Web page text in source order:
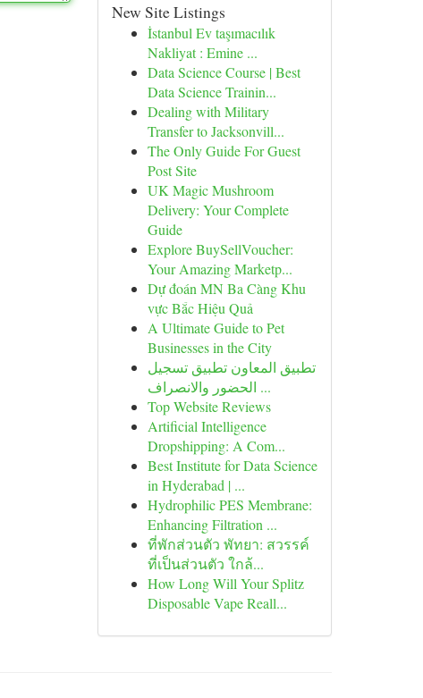
New Site Listings
İstanbul Ev taşımacılık
Nakliyat : Emine ...
Data Science Course | Best
Data Science Trainin...
Dealing with Military
Transfer to Jacksonvill...
The Only Guide For Guest
Post Site
UK Magic Mushroom
Delivery: Your Complete
Guide
Explore BuySellVoucher:
Your Amazing Marketp...
Dự đoán MN Ba Càng Khu
vực Bắc Hiệu Quả
A Ultimate Guide to Pet
Businesses in the City
تطبيق المعاون تطبيق تسجيل
الحضور والانصراف ...
Top Website Reviews
Artificial Intelligence
Dropshipping: A Com...
Best Institute for Data Science
in Hyderabad | ...
Hydrophilic PES Membrane:
Enhancing Filtration ...
ที่พักส่วนตัว พัทยา: สวรรค์
ที่เป็นส่วนตัว ใกล้...
How Long Will Your Splitz
Disposable Vape Reall...